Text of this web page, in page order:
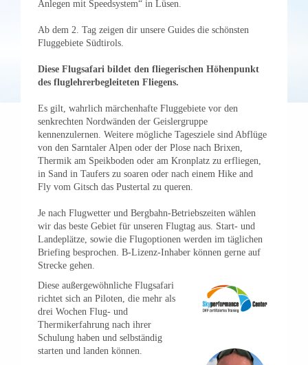
Anlegen mit Speedsystem“ in Lüsen.
Ab dem 2. Tag zeigen dir unsere Guides die schönsten
Fluggebiete Südtirols.
Diese Flugsafari bildet den fliegerischen Höhenpunkt
des fluglehrerbegleiteten Fliegens.
Es gilt, wahrlich märchenhafte Fluggebiete vor den
senkrechten Nordwänden der Geislergruppe
kennenzulernen. Weitere mögliche Tagesziele sind Abflüge
von den Sarntaler Alpen oder der Plose nach Brixen,
Thermik am Speikboden oder am Kronplatz zu erfliegen,
in Sand in Taufers zu soaren oder nach einem Hike and
Fly vom Gitsch das Pustertal zu queren.
Je nach Flugwetter und Bergbahn-Betriebszeiten wählen
wir das beste Gebiet für unseren Flugtag aus. Start- und
Landeplätze, sowie die Flugoptionen werden im täglichen
Briefing besprochen. B-Lizenz-Inhaber können gerne auf
Strecke gehen.
Diese außergewöhnliche Flugsafari
richtet sich an Piloten, die mehr als
drei Wochen Flug- und
Thermikerfahrung nach ihrer
Schulung haben und selbständig
starten und landen können.